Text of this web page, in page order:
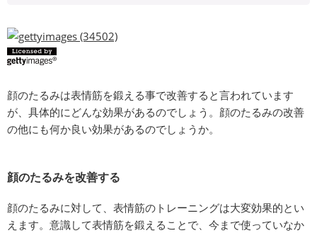
顔のたるみは表情筋を鍛える事で改善すると言われています
が、具体的にどんな効果があるのでしょう。顔のたるみの改善
の他にも何か良い効果があるのでしょうか。
顔のたるみを改善する
顔のたるみに対して、表情筋のトレーニングは大変効果的とい
えます。意識して表情筋を鍛えることで、今まで使っていなか